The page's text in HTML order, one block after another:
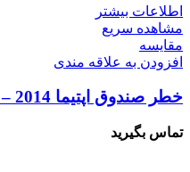
اطلاعات بیشتر
مشاهده سریع
مقایسه
افزودن به علاقه مندی
خطر صندوق اپتیما 2014 – 2015 – سمت چپ (‌راننده)
تماس بگیرید